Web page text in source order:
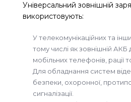
Універсальний зовнішній
використовують:
У телекомунікаційних та
тому числі як зовнішній
мобільних телефонів, рації
Для обладнання систем
безпеки, охоронної,
сигналізації.